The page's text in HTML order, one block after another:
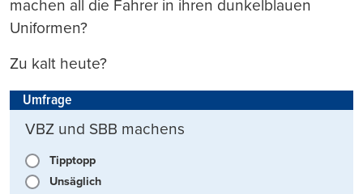
machen all die Fahrer in ihren dunkelblauen
Uniformen?
Zu kalt heute?
Umfrage
VBZ und SBB machens
Tipptopp
Unsäglich